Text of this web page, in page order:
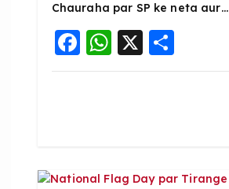
Chauraha par SP ke neta aur…
F
a
o
W
h
p
X S
h